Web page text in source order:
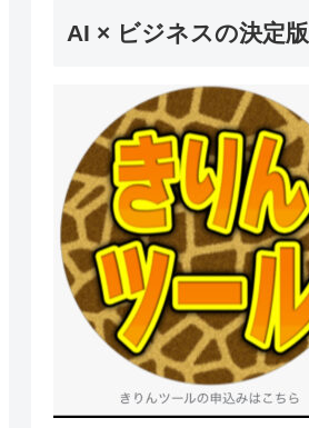
AI × ビジネスの決定版